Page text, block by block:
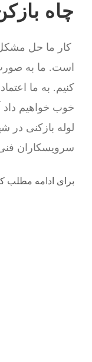
چاه
کار ما حل
کنیم. به ما
خوب خواهیم داد
لوله بازکنی در
سرویسکاران
برای ادامه مطلب